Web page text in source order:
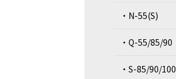
・N-55(S)
・Q-55/85/90
・S-85/90/100